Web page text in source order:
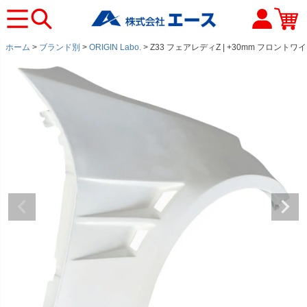
ホーム ブランド別 ORIGIN Labo. Z33 フェアレディZ | +30mm フロントワ